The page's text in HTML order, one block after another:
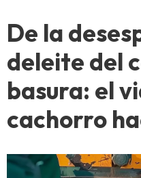
De la
deleite del
basura: el
cachorro